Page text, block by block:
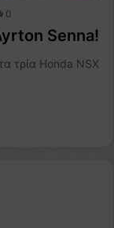
0
Senna!
τρία Honda NSX